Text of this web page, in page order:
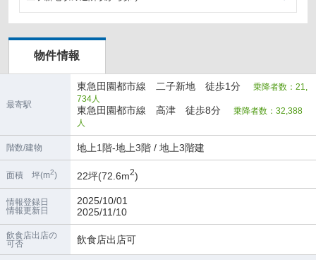
溝の口駅の店舗物件・貸店舗・テナント一覧
物件情報
最寄駅
東急田園都市線 二子新地 徒歩1分 乗降者数：21,
734人
東急田園都市線 高津 徒歩8分 乗降者数：32,388
人
階数/建物 地上1階-地上3階 / 地上3階建
面積 坪(m2) 22坪(72.6m2)
情報登録日
情報更新日
2025/10/01
2025/11/10
飲食店出店の
可否
飲食店出店可